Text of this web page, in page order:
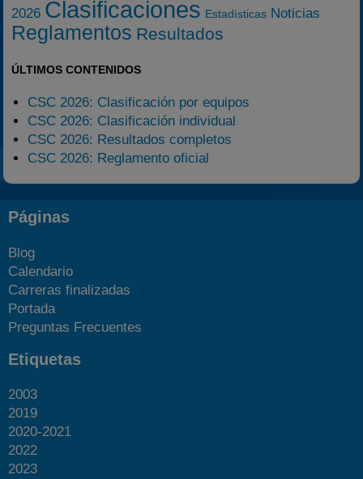
2026 Clasificaciones Estadísticas Noticias
Reglamentos Resultados
ÚLTIMOS CONTENIDOS
CSC 2026: Clasificación por equipos
CSC 2026: Clasificación individual
CSC 2026: Resultados completos
CSC 2026: Reglamento oficial
Páginas
Blog
Calendario
Carreras finalizadas
Portada
Preguntas Frecuentes
Etiquetas
2003
2019
2020-2021
2022
2023